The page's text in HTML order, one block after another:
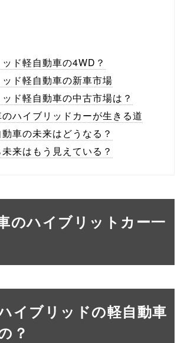
ド軽自動車の4WD？
ド軽自動車の新車市場
ド軽自動車の中古市場は？
ハイブリッドカーが生きる道
車の未来はどうなる？
来はもう見えている？
のハイブリットカー一
イブリッドの軽自動車
？